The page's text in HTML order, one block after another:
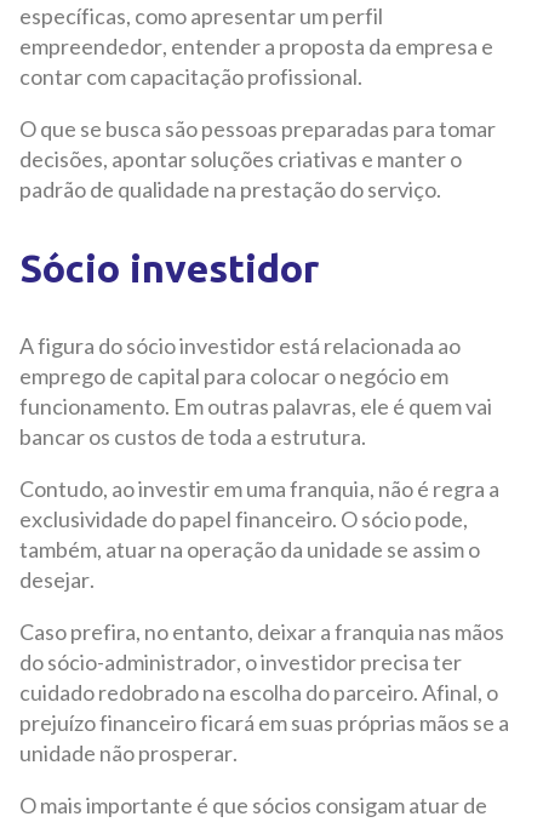
específicas, como apresentar um perfil
empreendedor, entender a proposta da empresa e
contar com capacitação profissional.
O que se busca são pessoas preparadas para tomar
decisões, apontar soluções criativas e manter o
padrão de qualidade na prestação do serviço.
Sócio investidor
A figura do sócio investidor está relacionada ao
emprego de capital para colocar o negócio em
funcionamento. Em outras palavras, ele é quem vai
bancar os custos de toda a estrutura.
Contudo, ao investir em uma franquia, não é regra a
exclusividade do papel financeiro. O sócio pode,
também, atuar na operação da unidade se assim o
desejar.
Caso prefira, no entanto, deixar a franquia nas mãos
do sócio-administrador, o investidor precisa ter
cuidado redobrado na escolha do parceiro. Afinal, o
prejuízo financeiro ficará em suas próprias mãos se a
unidade não prosperar.
O mais importante é que sócios consigam atuar de